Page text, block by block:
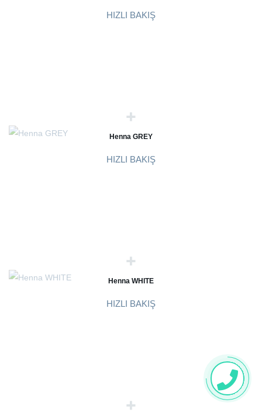
HIZLI BAKIŞ
Henna GREY
HIZLI BAKIŞ
Henna WHITE
HIZLI BAKIŞ